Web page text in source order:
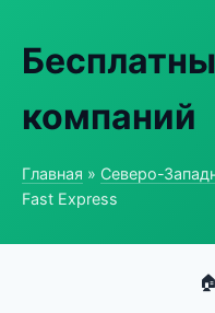
компаний
Главная » Северо-
Fast Express